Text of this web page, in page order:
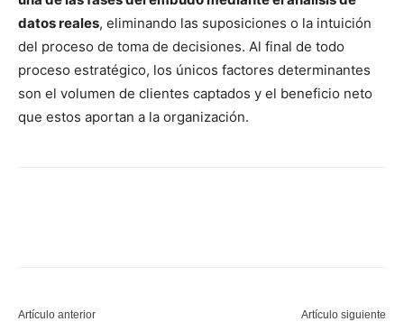
datos reales, eliminando las suposiciones o la intuición
del proceso de toma de decisiones. Al final de todo
proceso estratégico, los únicos factores determinantes
son el volumen de clientes captados y el beneficio neto
que estos aportan a la organización.
Artículo anterior Artículo siguiente